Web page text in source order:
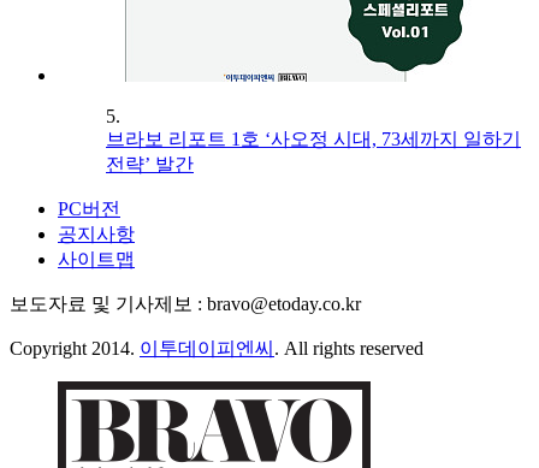
5.
브라보 리포트 1호 ‘사오정 시대, 73세까지 일하기
전략’ 발간
PC버전
공지사항
사이트맵
보도자료 및 기사제보 : bravo@etoday.co.kr
Copyright 2014. 이투데이피엔씨 . All rights reserved